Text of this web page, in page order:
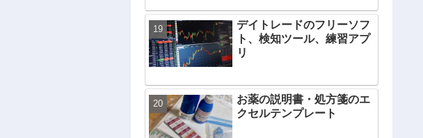
デイトレードのフリーソフ
ト、検知ツール、練習アプ
リ
お薬の説明書・処方箋のエ
クセルテンプレート